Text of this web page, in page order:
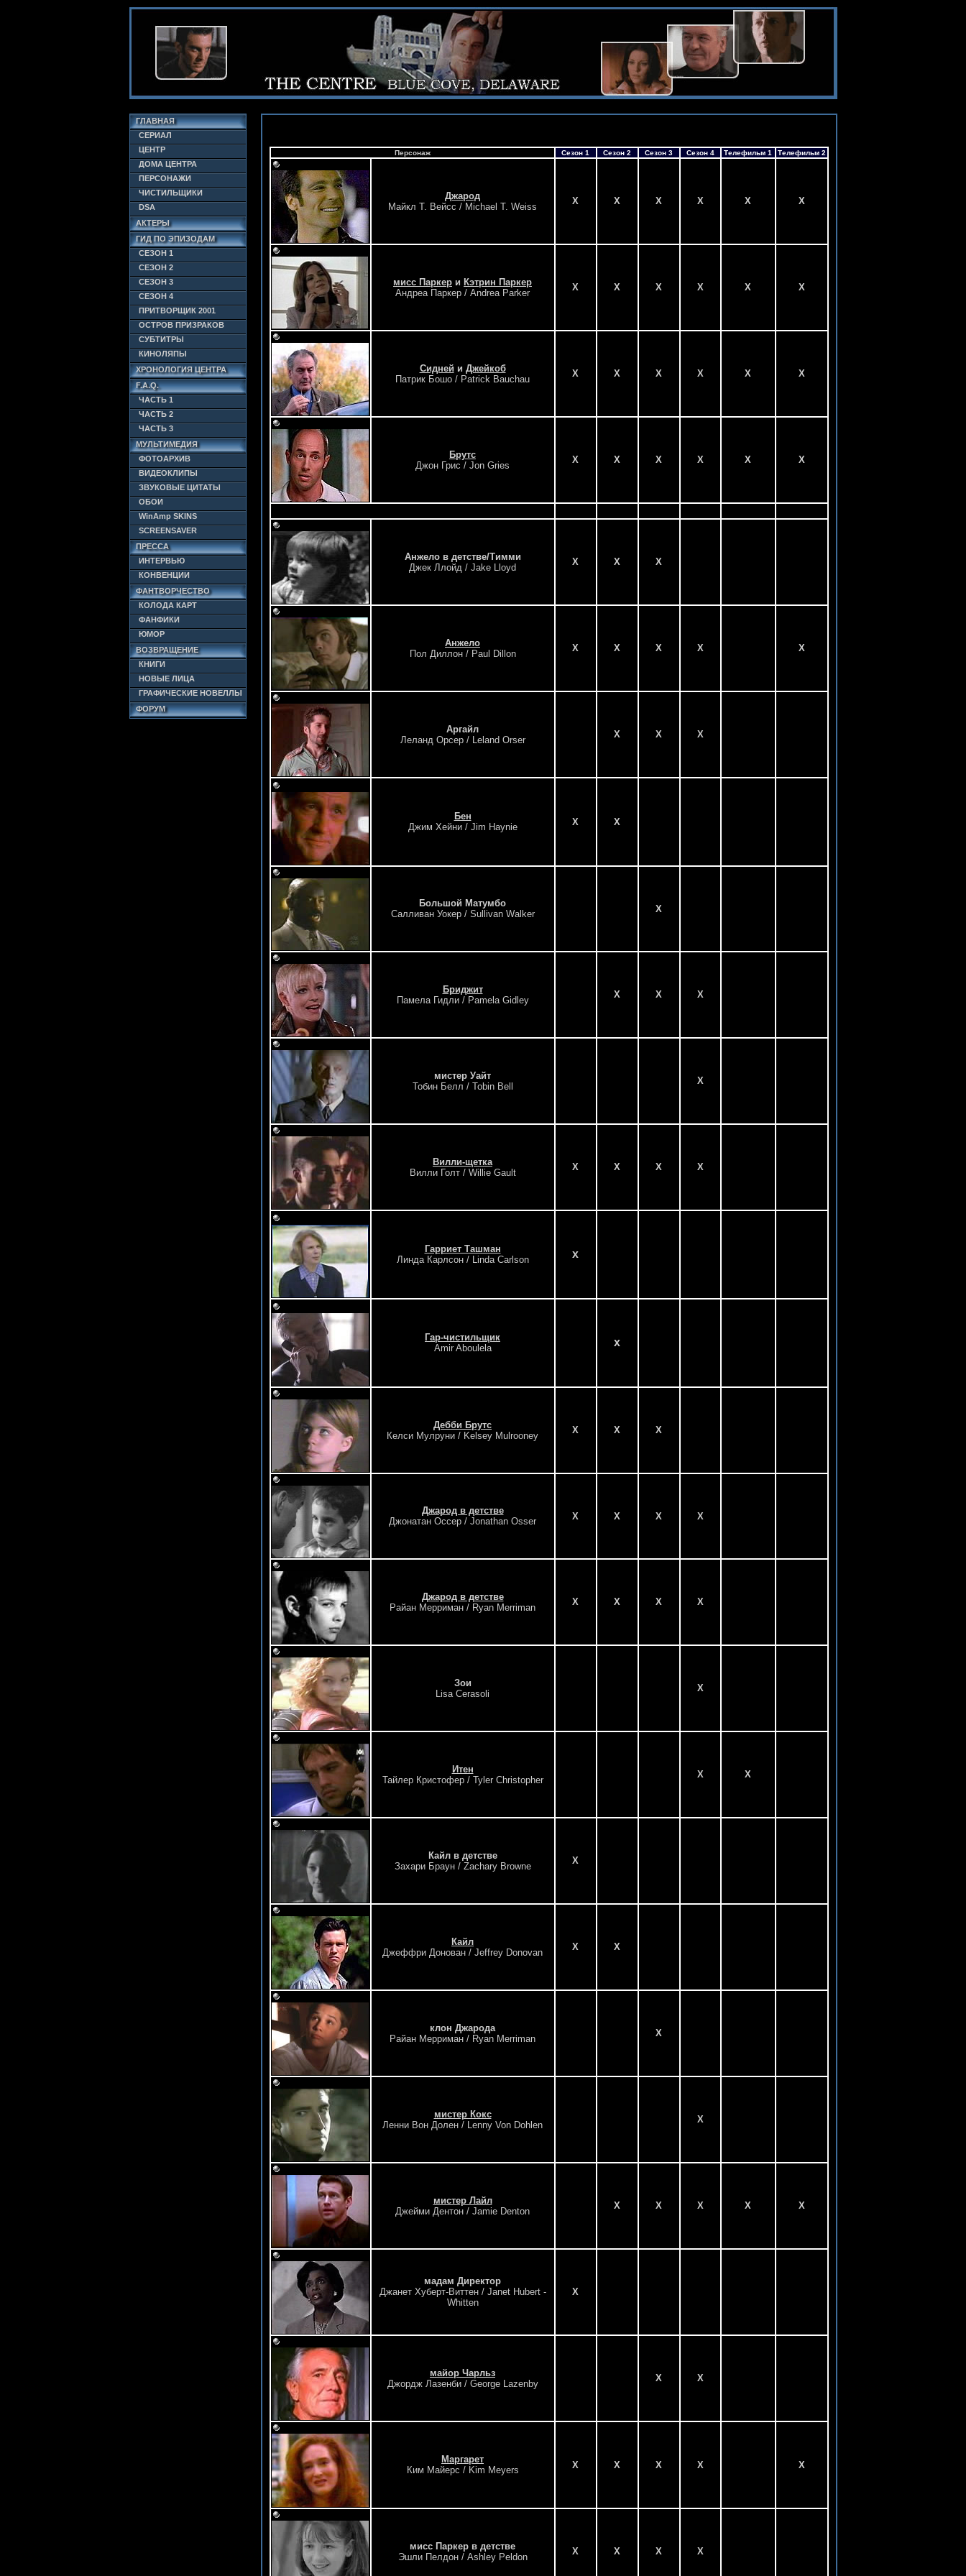
ГЛАВНАЯ
СЕРИАЛ
ЦЕНТР
ДОМА ЦЕНТРА
ПЕРСОНАЖИ
ЧИСТИЛЬЩИКИ
DSA
АКТЕРЫ
ГИД ПО ЭПИЗОДАМ
СЕЗОН 1
СЕЗОН 2
СЕЗОН 3
СЕЗОН 4
ПРИТВОРЩИК 2001
ОСТРОВ ПРИЗРАКОВ
СУБТИТРЫ
КИНОЛЯПЫ
ХРОНОЛОГИЯ ЦЕНТРА
F.A.Q.
ЧАСТЬ 1
ЧАСТЬ 2
ЧАСТЬ 3
МУЛЬТИМЕДИЯ
ФОТОАРХИВ
ВИДЕОКЛИПЫ
ЗВУКОВЫЕ ЦИТАТЫ
ОБОИ
WinAmp SKINS
SCREENSAVER
ПРЕССА
ИНТЕРВЬЮ
КОНВЕНЦИИ
ФАНТВОРЧЕСТВО
КОЛОДА КАРТ
ФАНФИКИ
ЮМОР
ВОЗВРАЩЕНИЕ
КНИГИ
НОВЫЕ ЛИЦА
ГРАФИЧЕСКИЕ НОВЕЛЛЫ
ФОРУМ
Персонаж Сезон 1 Сезон 2 Сезон 3 Сезон 4 Телефильм 1 Телефильм 2
Джарод
Майкл Т. Вейсс / Michael T. Weiss
X X X X X X
мисс Паркер и Кэтрин Паркер
Андреа Паркер / Andrea Parker
X X X X X X
Сидней и Джейкоб
Патрик Бошо / Patrick Bauchau
X X X X X X
Брутс
Джон Грис / Jon Gries
X X X X X X
Анжело в детстве/Тимми
Джек Ллойд / Jake Lloyd
X X X
Анжело
Пол Диллон / Paul Dillon
X X X X X
Аргайл
Леланд Орсер / Leland Orser
X X X
Бен
Джим Хейни / Jim Haynie
X X
Большой Матумбо
Салливан Уокер / Sullivan Walker
X
Бриджит
Памела Гидли / Pamela Gidley
X X X
мистер Уайт
Тобин Белл / Tobin Bell
X
Вилли-щетка
Вилли Голт / Willie Gault
X X X X
Гарриет Ташман
Линда Карлсон / Linda Carlson
x
Гар-чистильщик
Amir Aboulela
x
Дебби Брутс
Келси Мулруни / Kelsey Mulrooney
X X X
Джарод в детстве
Джонатан Оссер / Jonathan Osser
X X X X
Джарод в детстве
Райан Мерриман / Ryan Merriman
X X X X
Зои
Lisa Cerasoli
X
Итен
Тайлер Кристофер / Tyler Christopher
X X
Кайл в детстве
Захари Браун / Zachary Browne
X
Кайл
Джеффри Донован / Jeffrey Donovan
X X
клон Джарода
Райан Мерриман / Ryan Merriman
X
мистер Кокс
Ленни Вон Долен / Lenny Von Dohlen
X
мистер Лайл
Джейми Дентон / Jamie Denton
X X X X X
мадам Директор
Джанет Хуберт-Виттен / Janet Hubert -
Whitten
X
майор Чарльз
Джордж Лазенби / George Lazenby
X X
Маргарет
Ким Майерс / Kim Meyers
X X X X X
мисс Паркер в детстве
Эшли Пелдон / Ashley Peldon
X X X X